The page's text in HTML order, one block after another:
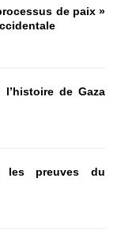
de paix »
de Gaza
les preuves du